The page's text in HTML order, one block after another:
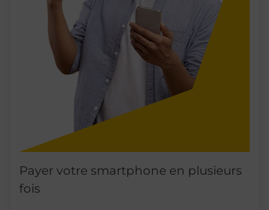
Payer votre smartphone en plusieurs
fois